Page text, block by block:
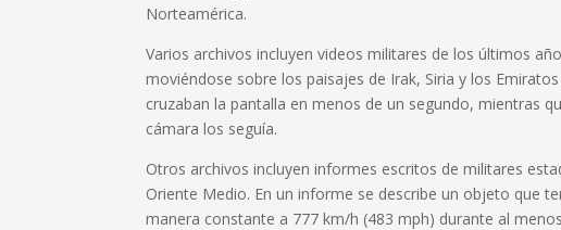
Norteamérica.
Varios archivos incluyen videos militares de los últimos
moviéndose sobre los paisajes de Irak, Siria y los
cruzaban la pantalla en menos de un segundo, mientras
cámara los seguía.
Otros archivos incluyen informes escritos de militares
Oriente Medio. En un informe se describe un objeto que
manera constante a 777 km/h (483 mph) durante al